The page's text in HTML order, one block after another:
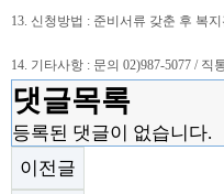
13. 신청방법 : 준비서류 갖춘 후 복
14. 기타사항 : 문의 02)987-5077 / 직
댓글목록
등록된 댓글이 없습니다.
이전글